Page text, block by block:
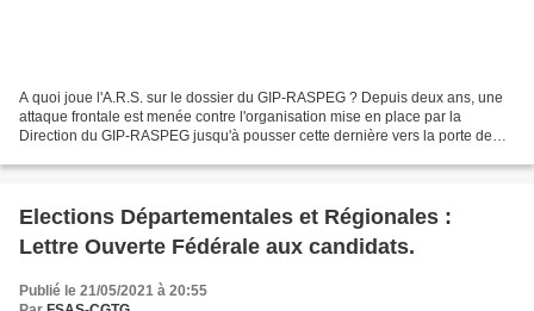
A quoi joue l'A.R.S. sur le dossier du GIP-RASPEG ? Depuis deux ans, une
attaque frontale est menée contre l'organisation mise en place par la
Direction du GIP-RASPEG jusqu'à pousser cette dernière vers la porte de
Elections Départementales et Régionales :
Lettre Ouverte Fédérale aux candidats.
Publié le 21/05/2021 à 20:55